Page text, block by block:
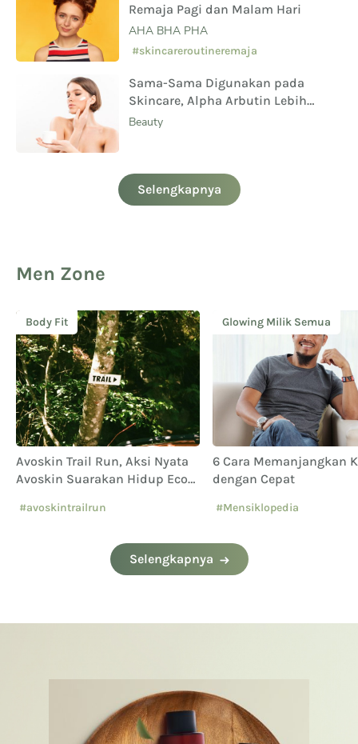
Remaja Pagi dan Malam Hari
AHA BHA PHA
#skincareroutineremaja
Sama-Sama Digunakan pada
Skincare, Alpha Arbutin Lebih
Aman Digunakan Daripada
Beauty
Selengkapnya
Men Zone
Body Fit
Avoskin Trail Run, Aksi Nyata
Avoskin Suarakan Hidup Eco
#avoskintrailrun
Glowing Milik Semua
6 Cara Memanjangkan
dengan Cepat
#Mensiklopedia
Selengkapnya